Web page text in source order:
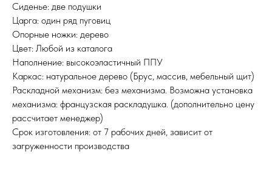
Сиденье: две подушки
Царга: один ряд пуговиц
Опорные ножки: дерево
Цвет: Любой из каталога
Наполнение: высокоэластичный ППУ
Каркас: натуральное дерево (Брус, массив, мебельный щит)
Раскладной механизм: без механизма. Возможна установка
механизма: французская раскладушка. (дополнительно цену
рассчитает менеджер)
Срок изготовления: от 7 рабочих дней, зависит от
загруженности производства